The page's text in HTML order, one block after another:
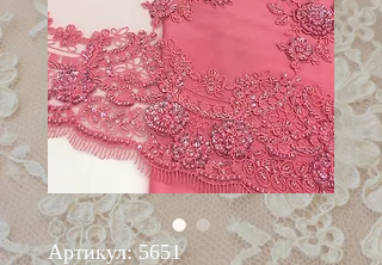
Артикул: 5651